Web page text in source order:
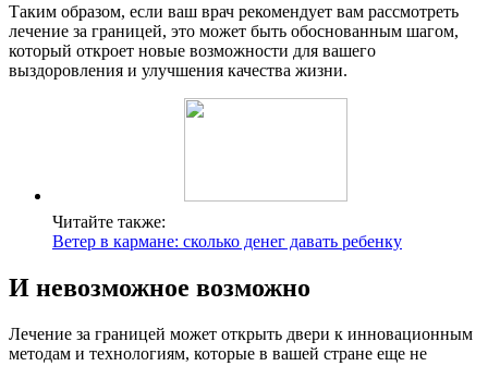
Таким образом, если ваш врач рекомендует вам рассмотреть
лечение за границей, это может быть обоснованным шагом,
который откроет новые возможности для вашего
выздоровления и улучшения качества жизни.
Читайте также:
Ветер в кармане: сколько денег давать ребенку
И невозможное возможно
Лечение за границей может открыть двери к инновационным
методам и технологиям, которые в вашей стране еще не